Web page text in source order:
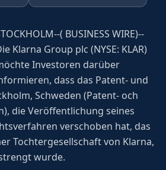
( BUSINESS WIRE)--
Klarna Group plc (NYSE: KLAR)
Investoren darüber
dass das Patent- und
Schweden (Patent- och
die Veröffentlichung seines
verschoben hat, das
Tochtergesellschaft von Klarna,
wurde.